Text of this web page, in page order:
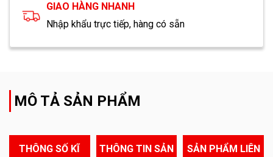
GIAO HÀNG NHANH
Nhập khẩu trực tiếp, hàng có sẵn
MÔ TẢ SẢN PHẨM
THÔNG SỐ KĨ
THÔNG TIN SẢN
SẢN PHẨM LIÊN